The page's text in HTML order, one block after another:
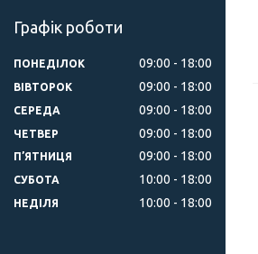
Графік роботи
ПОНЕДІЛОК 09:00 18:00
ВІВТОРОК 09:00 18:00
СЕРЕДА 09:00 18:00
ЧЕТВЕР 09:00 18:00
ПʼЯТНИЦЯ 09:00 18:00
СУБОТА 10:00 18:00
НЕДІЛЯ 10:00 18:00